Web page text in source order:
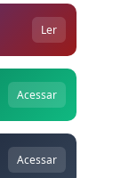
Ler
Acessar
Acessar